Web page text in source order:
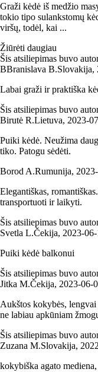
Graži kėdė iš medžio
tokio tipo sulankstomų
viršų, todėl, kai ...
Žiūrėti daugiau
Šis atsiliepimas buvo
BBranislava B.Slovakija,
Labai graži ir praktiška
Šis atsiliepimas buvo
Birutė R.Lietuva,
Puiki kėdė. Neužima
tiko. Patogu sėdėti.
Borod A.Rumunija,
Elegantiškas,
transportuoti ir laikyti.
Šis atsiliepimas buvo
Svetla L.Čekija,
Puiki kėdė balkonui
Šis atsiliepimas buvo
Jitka M.Čekija,
Aukštos kokybės,
ne labiau apkūniam
Šis atsiliepimas buvo
Zuzana M.Slovakija,
kokybiška agato